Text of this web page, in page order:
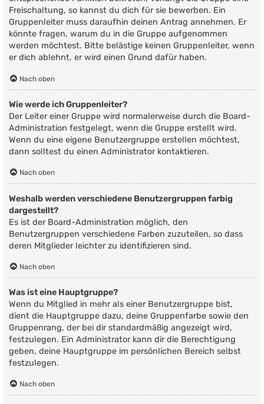
Freischaltung, so kannst du dich für sie bewerben. Ein
Gruppenleiter muss daraufhin deinen Antrag annehmen. Er
könnte fragen, warum du in die Gruppe aufgenommen
werden möchtest. Bitte belästige keinen Gruppenleiter, wenn
er dich ablehnt, er wird einen Grund dafür haben.
Nach oben
Wie werde ich Gruppenleiter?
Der Leiter einer Gruppe wird normalerweise durch die Board-
Administration festgelegt, wenn die Gruppe erstellt wird.
Wenn du eine eigene Benutzergruppe erstellen möchtest,
dann solltest du einen Administrator kontaktieren.
Nach oben
Weshalb werden verschiedene Benutzergruppen farbig
dargestellt?
Es ist der Board-Administration möglich, den
Benutzergruppen verschiedene Farben zuzuteilen, so dass
deren Mitglieder leichter zu identifizieren sind.
Nach oben
Was ist eine Hauptgruppe?
Wenn du Mitglied in mehr als einer Benutzergruppe bist,
dient die Hauptgruppe dazu, deine Gruppenfarbe sowie den
Gruppenrang, der bei dir standardmäßig angezeigt wird,
festzulegen. Ein Administrator kann dir die Berechtigung
geben, deine Hauptgruppe im persönlichen Bereich selbst
festzulegen.
Nach oben